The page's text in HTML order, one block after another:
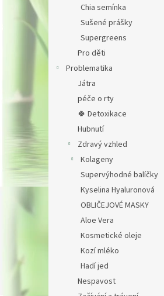
Chia semínka
Sušené prášky
Supergreens
Pro děti
Problematika
Játra
péče o rty
🍀 Detoxikace
Hubnutí
Zdravý vzhled
Kolageny
Supervýhodné balíčky
Kyselina Hyaluronová
OBLIČEJOVÉ MASKY
Aloe Vera
Kosmetické oleje
Kozí mléko
Hadí jed
Nespavost